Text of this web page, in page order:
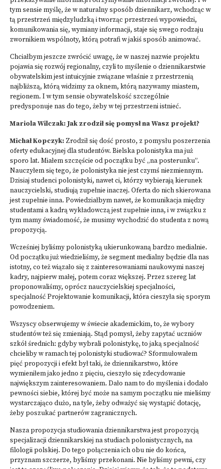
tym sensie myślę, że w naturalny sposób dziennikarz, wchodząc w
tą przestrzeń międzyludzką i tworząc przestrzeń wypowiedzi,
komunikowania się, wymiany informacji, staje się swego rodzaju
zwornikiem wspólnoty, którą potrafi w jakiś sposób animować.
Chciałbym jeszcze zwrócić uwagę, że w naszej nazwie projektu
pojawia się rozwój regionalny, czyli to myślenie o dziennikarstwie
obywatelskim jest intuicyjnie związane właśnie z przestrzenią
najbliższą, którą widzimy za oknem, którą nazywamy miastem,
regionem. I w tym sensie obywatelskość szczególnie
predysponuje nas do tego, żeby w tej przestrzeni istnieć.
Mariola Wilczak: Jak zrodził się pomysł na Wasz projekt?
Michał Kopczyk: Zrodził się dość prosto, z pomysłu poszerzenia
oferty edukacyjnej dla studentów. Bielska polonistyka ma już
sporo lat. Miałem szczęście od początku być „na posterunku”.
Nauczyłem się tego, że polonistyka nie jest czymś niezmiennym.
Dzisiaj studenci polonistyki, nawet ci, którzy wybierają kierunek
nauczycielski, studiują zupełnie inaczej. Oferta do nich skierowana
jest zupełnie inna. Powiedziałbym nawet, że komunikacja między
studentami a kadrą wykładowczą jest zupełnie inna, i w związku z
tym mamy świadomość, że musimy wychodzić do studenta z nową
propozycją.
Wcześniej byliśmy polonistyką ukierunkowaną bardzo medialnie.
Od początku już wiedzieliśmy, że segment medialny będzie dla nas
istotny, co też wiązało się z zainteresowaniami naukowymi naszej
kadry, najpierw małej, potem coraz większej. Przez szereg lat
proponowaliśmy, oprócz nauczycielskiej specjalności,
specjalność Projektowanie komunikacji, która cieszyła się sporym
powodzeniem.
Wszyscy obserwujemy w świecie akademickim, to, że wybory
studentów też się zmieniają. Stąd pomysł, żeby zapytać uczniów
szkół średnich: gdyby wybrali polonistykę, to jaką specjalność
chcieliby w ramach tej polonistyki studiować? Sformułowałem
pięć propozycji i efekt był taki, że dziennikarstwo, które
wymieniłem jako jedno z pięciu, cieszyło się zdecydowanie
największym zainteresowaniem. Dało nam to do myślenia i dodało
pewności siebie, której być może na samym początku nie mieliśmy
wystarczająco dużo, na tyle, żeby odważyć się wystąpić dotację,
żeby poszukać partnerów zagranicznych.
Nasza propozycja studiowania dziennikarstwa jest propozycją
specjalizacji dziennikarskiej na studiach polonistycznych, na
filologii polskiej. Do tego połączenia ich obu nie do końca,
przyznam szczerze, byliśmy przekonani. Nie byliśmy pewni, czy